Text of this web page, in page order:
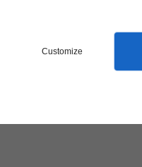
Customize